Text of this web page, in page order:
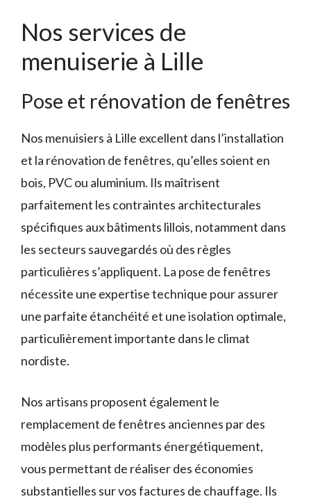
Nos services de
menuiserie à Lille
Pose et rénovation de fenêtres
Nos menuisiers à Lille excellent dans l’installation
et la rénovation de fenêtres, qu’elles soient en
bois, PVC ou aluminium. Ils maîtrisent
parfaitement les contraintes architecturales
spécifiques aux bâtiments lillois, notamment dans
les secteurs sauvegardés où des règles
particulières s’appliquent. La pose de fenêtres
nécessite une expertise technique pour assurer
une parfaite étanchéité et une isolation optimale,
particulièrement importante dans le climat
nordiste.
Nos artisans proposent également le
remplacement de fenêtres anciennes par des
modèles plus performants énergétiquement,
vous permettant de réaliser des économies
substantielles sur vos factures de chauffage. Ils